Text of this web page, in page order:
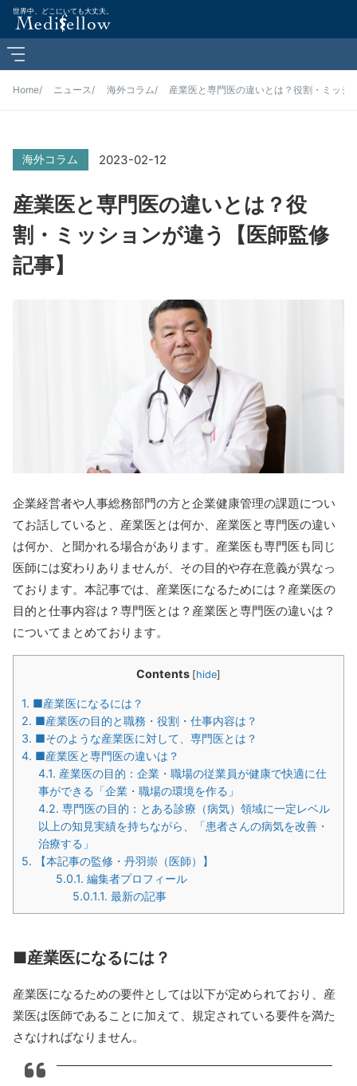
世界中、どこにいても大丈夫。
Home ニュース 海外コラム 産業医と専門医の違いとは？役割・ミッシ
海外コラム 2023-02-12
産業医と専門医の違いとは？役
割・ミッションが違う【医師監修
記事】
企業経営者や人事総務部門の方と企業健康管理の課題につい
てお話していると、産業医とは何か、産業医と専門医の違い
は何か、と聞かれる場合があります。産業医も専門医も同じ
医師には変わりありませんが、その目的や存在意義が異なっ
ております。本記事では、産業医になるためには？産業医の
目的と仕事内容は？専門医とは？産業医と専門医の違いは？
についてまとめております。
Contents [hide]
1. ■産業医になるには？
2. ■産業医の目的と職務・役割・仕事内容は？
3. ■そのような産業医に対して、専門医とは？
4. ■産業医と専門医の違いは？
4.1. 産業医の目的：企業・職場の従業員が健康で快適に仕
事ができる「企業・職場の環境を作る」
4.2. 専門医の目的：とある診療（病気）領域に一定レベル
以上の知見実績を持ちながら、「患者さんの病気を改善・
治療する」
5. 【本記事の監修・丹羽崇（医師）】
5.0.1. 編集者プロフィール
5.0.1.1. 最新の記事
■産業医になるには？
産業医になるための要件としては以下が定められており、産
業医は医師であることに加えて、規定されている要件を満た
さなければなりません。